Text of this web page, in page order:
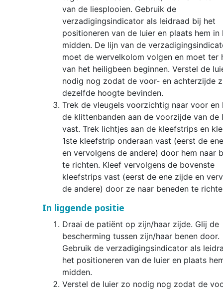
van de liesplooien. Gebruik de
verzadigingsindicator als leidraad bij het
positioneren van de luier en plaats hem in
midden. De lijn van de
moet de wervelkolom volgen en moet ter
van het heiligbeen beginnen. Verstel de
nodig nog zodat de voor- en achterzijde
dezelfde hoogte bevinden.
Trek de vleugels voorzichtig naar voor en
de klittenbanden aan de voorzijde van de
vast. Trek lichtjes aan de kleefstrips en
1ste kleefstrip onderaan vast (eerst de
en vervolgens de andere) door hem naar
te richten. Kleef vervolgens de bovenste
kleefstrips vast (eerst de ene zijde en
de andere) door ze naar beneden te
In liggende positie
Draai de patiënt op zijn/haar zijde. Glij de
bescherming tussen zijn/haar benen door.
Gebruik de verzadigingsindicator als
het positioneren van de luier en plaats
midden.
Verstel de luier zo nodig nog zodat de